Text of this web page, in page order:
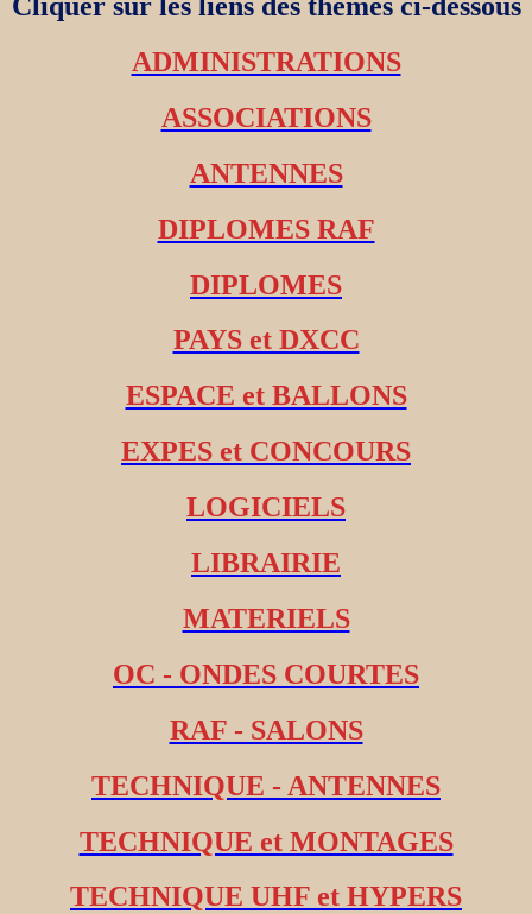
ADMINISTRATIONS
ASSOCIATIONS
ANTENNES
DIPLOMES RAF
DIPLOMES
PAYS et DXCC
ESPACE et BALLONS
EXPES et CONCOURS
LOGICIELS
LIBRAIRIE
MATERIELS
OC - ONDES COURTES
RAF - SALONS
TECHNIQUE - ANTENNES
TECHNIQUE et MONTAGES
TECHNIQUE UHF et HYPERS